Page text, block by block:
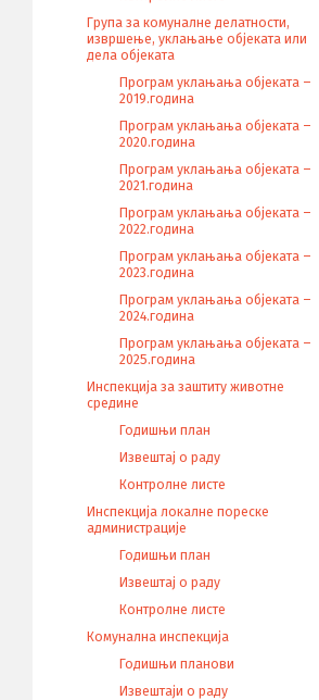
Група за комуналне делатности,
извршење, уклањање објеката или
дела објеката
Програм уклањања објеката –
2019.година
Програм уклањања објеката –
2020.година
Програм уклањања објеката –
2021.година
Програм уклањања објеката –
2022.година
Програм уклањања објеката –
2023.година
Програм уклањања објеката –
2024.година
Програм уклањања објеката –
2025.година
Инспекција за заштиту животне
средине
Годишњи план
Извештај о раду
Контролне листе
Инспекција локалне пореске
администрације
Годишњи план
Извештај о раду
Контролне листе
Комунална инспекција
Годишњи планови
Извештаји о раду